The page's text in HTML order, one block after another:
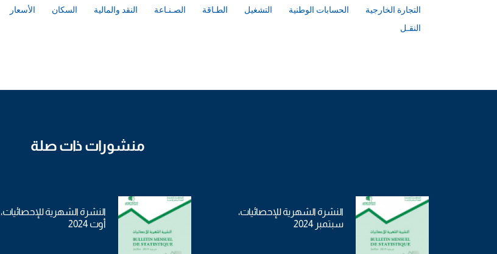
التجارة الخارجية
الحسابات الوطنية التشغيل الطـاقة الصـنـاعة النقد والمالية السكان الأسعار
النقـل
منشورات ذات صلة
النشرة الشهرية للإحصائيات،
سبتمبر 2024
النشرة الشهرية للإحصائيات،
أوت 2024